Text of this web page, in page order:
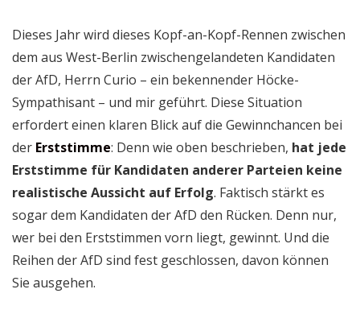
Dieses Jahr wird dieses Kopf-an-Kopf-Rennen zwischen
dem aus West-Berlin zwischengelandeten Kandidaten
der AfD, Herrn Curio – ein bekennender Höcke-
Sympathisant – und mir geführt. Diese Situation
erfordert einen klaren Blick auf die Gewinnchancen bei
der Erststimme: Denn wie oben beschrieben, hat jede
Erststimme für Kandidaten anderer Parteien keine
realistische Aussicht auf Erfolg. Faktisch stärkt es
sogar dem Kandidaten der AfD den Rücken. Denn nur,
wer bei den Erststimmen vorn liegt, gewinnt. Und die
Reihen der AfD sind fest geschlossen, davon können
Sie ausgehen.